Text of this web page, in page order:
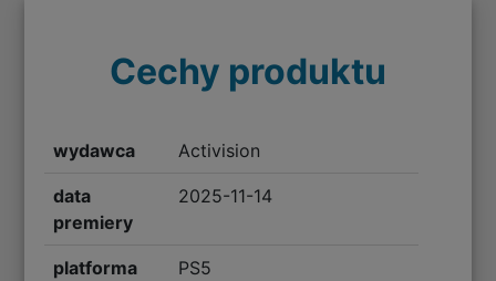
Cechy produktu
wydawca Activision
data
premiery
2025-11-14
platforma PS5